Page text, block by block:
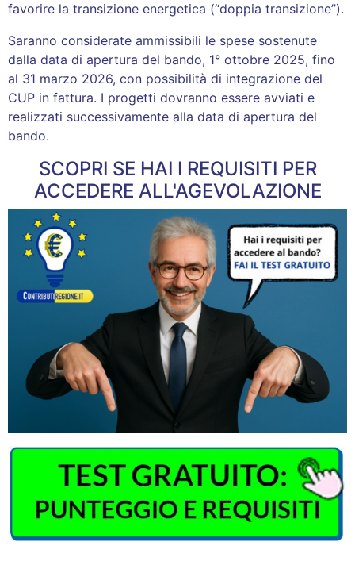
favorire la transizione energetica (“doppia transizione”).
Saranno considerate ammissibili le spese sostenute
dalla data di apertura del bando, 1° ottobre 2025, fino
al 31 marzo 2026, con possibilità di integrazione del
CUP in fattura. I progetti dovranno essere avviati e
realizzati successivamente alla data di apertura del
bando.
SCOPRI SE HAI I REQUISITI PER
ACCEDERE ALL'AGEVOLAZIONE